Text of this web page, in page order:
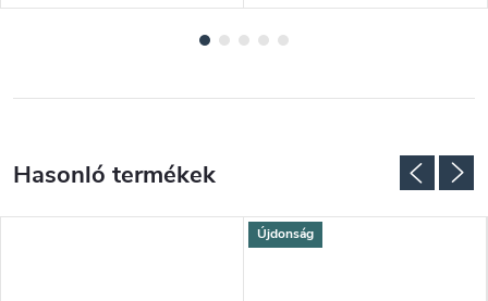
Újdonság